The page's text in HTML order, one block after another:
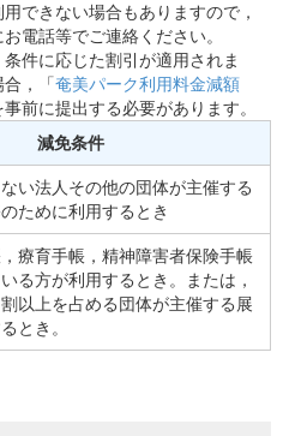
できない場合もありますので，
電話等でご連絡ください。
件に応じた割引が適用されま
，「奄美パーク利用料金減額
事前に提出する必要があります。
減免条件
い法人その他の団体が主催する
ために利用するとき
療育手帳，精神障害者保険手帳
る方が利用するとき。または，
以上を占める団体が主催する展
とき。